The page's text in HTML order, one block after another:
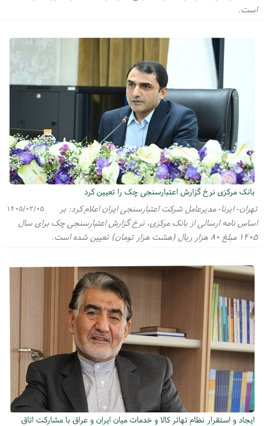
است.
بانک مرکزی نرخ گزارش اعتبارسنجی چک را تعیین کرد
۱۴۰۵/۰۲/۰۵
تهران- ایرنا- مدیرعامل شرکت اعتبارسنجی ایران اعلام کرد: بر
اساس نامه ارسالی از بانک مرکزی، نرخ گزارش اعتبارسنجی چک برای سال
۱۴۰۵ مبلغ ۸۰ هزار ریال (هشت هزار تومان) تعیین شده است.
ایجاد و استقرار نظام تهاتر کالا و خدمات میان ایران و عراق با مشارکت اتاق